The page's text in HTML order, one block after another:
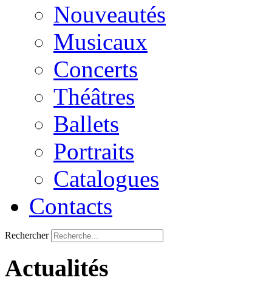
Nouveautés
Musicaux
Concerts
Théâtres
Ballets
Portraits
Catalogues
Contacts
Rechercher
Actualités